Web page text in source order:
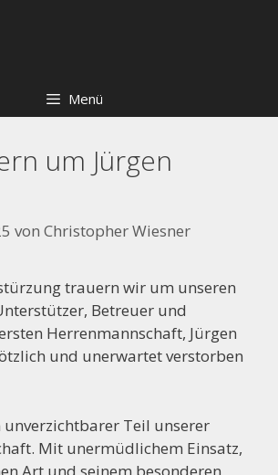
Menü
um Jürgen
von Christopher Wiesner
trauern wir um unseren
Betreuer und
Herrenmannschaft, Jürgen
und unerwartet verstorben
unverzichtbarer Teil unserer
Mit unermüdlichem Einsatz,
Art und seinem besonderen